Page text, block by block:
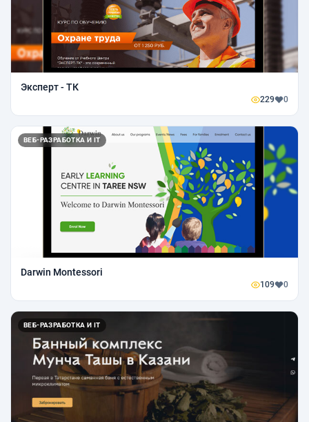
Эксперт - ТК
229 0
ВЕБ-РАЗРАБОТКА И IT
Darwin Montessori
109 0
ВЕБ-РАЗРАБОТКА И IT